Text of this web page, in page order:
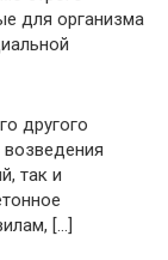
для организма
другого
возведения
так и
[…]